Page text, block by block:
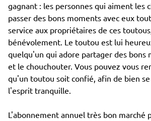
gagnant : les personnes qui aiment les
passer des bons moments avec eux
service aux propriétaires de ces
bénévolement. Le toutou est lui
quelqu'un qui adore partager des bons
et le chouchouter. Vous pouvez vous
qu'un toutou soit confié, afin de bien
l'esprit tranquille.
L'abonnement annuel très bon marché